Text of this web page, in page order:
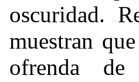
oscuridad.
muestran
ofrenda